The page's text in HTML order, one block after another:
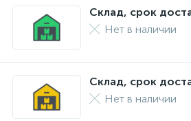
Склад, срок
Нет в наличии
Склад, срок
Нет в наличии